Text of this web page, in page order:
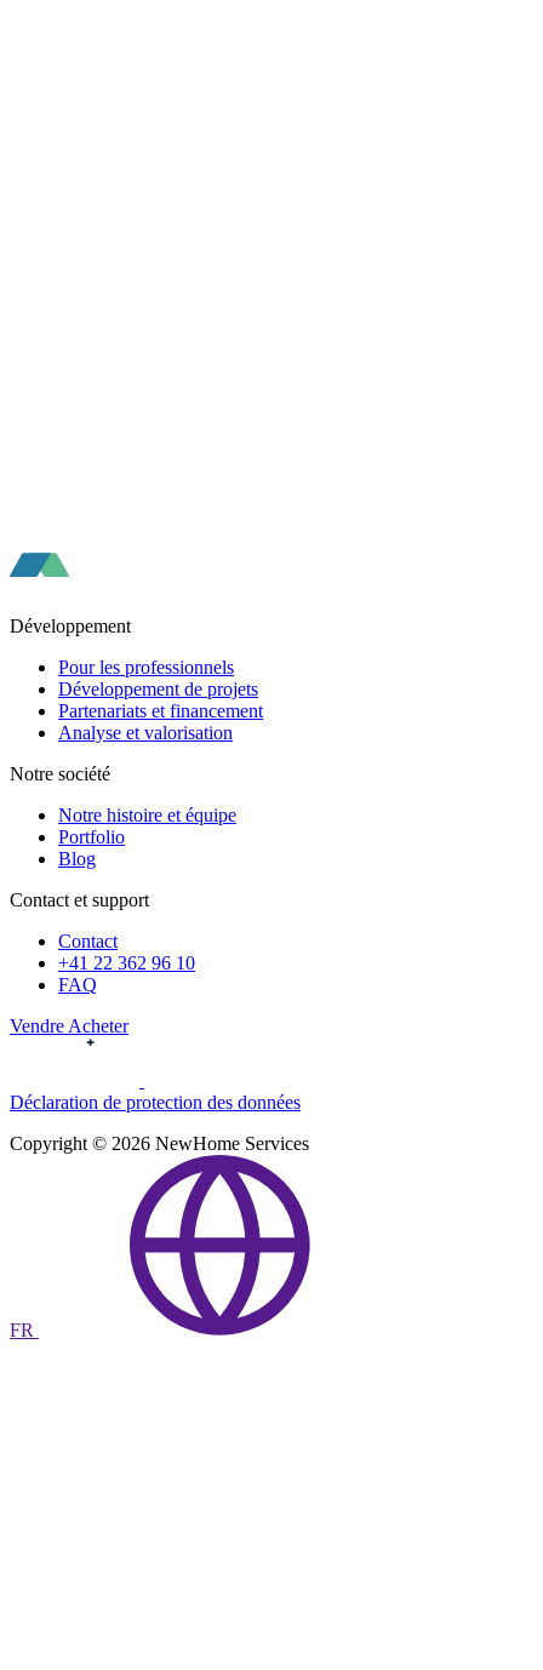
Développement
Pour les professionnels
Développement de projets
Partenariats et financement
Analyse et valorisation
Notre société
Notre histoire et équipe
Portfolio
Blog
Contact et support
Contact
+41 22 362 96 10
FAQ
Vendre Acheter
Déclaration de protection des données
Copyright © 2026 NewHome Services
FR